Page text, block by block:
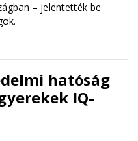
– jelentették be
hatóság
IQ-